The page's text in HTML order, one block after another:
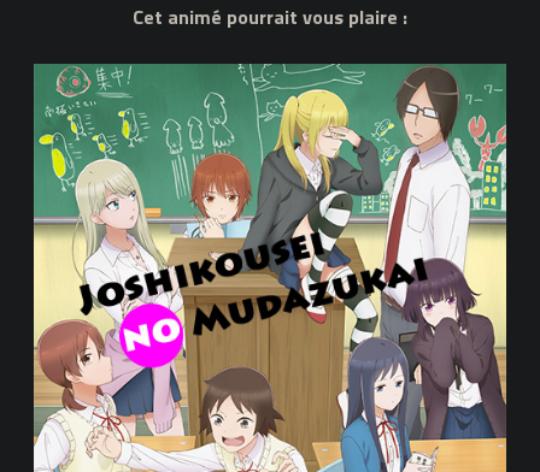
Cet animé pourrait vous plaire :